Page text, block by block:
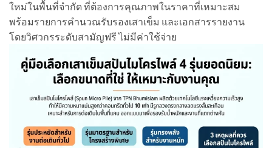
ใหม่ในพื้นที่จำกัด ที่ต้องการคุณภาพในราคาที่เหมาะสม
พร้อมรายการคำนวณรับรองเสาเข็ม และเอกสารรายงาน
โดยวิศวกรระดับสามัญฟรี ไม่มีค่าใช้จ่าย